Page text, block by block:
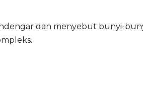
dan menyebut bunyi-